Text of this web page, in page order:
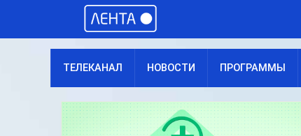
ТЕЛЕКАНАЛ НОВОСТИ ПРОГРАММЫ